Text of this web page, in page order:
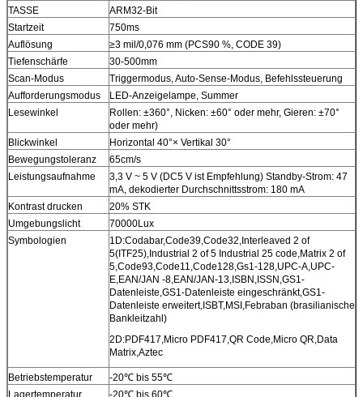
TASSE
ARM32-Bit
Startzeit
750ms
Auflösung
≥3 mil/0,076 mm (PCS90 %, CODE 39)
Tiefenschärfe
30-500mm
Scan-Modus
Triggermodus, Auto-Sense-Modus, Befehlssteuerung
Aufforderungsmodus
LED-Anzeigelampe, Summer
Lesewinkel
Rollen: ±360°, Nicken: ±60° oder mehr, Gieren: ±70°
oder mehr)
Blickwinkel
Horizontal 40°× Vertikal 30°
Bewegungstoleranz
65cm/s
Leistungsaufnahme
3,3 V ~ 5 V (DC5 V ist Empfehlung) Standby-Strom: 47
mA, dekodierter Durchschnittsstrom: 180 mA
Kontrast drucken
20% STK
Umgebungslicht
70000Lux
Symbologien
1D:Codabar,Code39,Code32,Interleaved 2 of
5(ITF25),Industrial 2 of 5 Industrial 25 code,Matrix 2 of
5,Code93,Code11,Code128,Gs1-128,UPC-A,UPC-
E,EAN/JAN -8,EAN/JAN-13,ISBN,ISSN,GS1-
Datenleiste,GS1-Datenleiste eingeschränkt,GS1-
Datenleiste erweitert,ISBT,MSI,Febraban (brasilianische
Bankleitzahl)
2D:PDF417,Micro PDF417,QR Code,Micro QR,Data
Matrix,Aztec
Betriebstemperatur
-20℃ bis 55℃
Lagertemperatur
-20℃ bis 60℃